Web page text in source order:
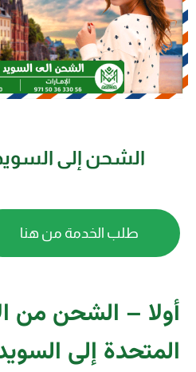
الشحن إلى
طلب الخدمة من هنا
أولا – الشحن من
المتحدة إلى